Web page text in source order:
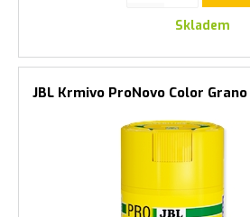
Skladem
JBL Krmivo ProNovo Color